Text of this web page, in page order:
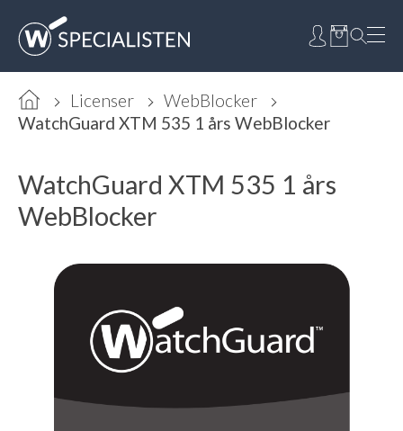
Licenser
WebBlocker
WatchGuard XTM 535 1 års WebBlocker
WatchGuard XTM 535 1 års
WebBlocker